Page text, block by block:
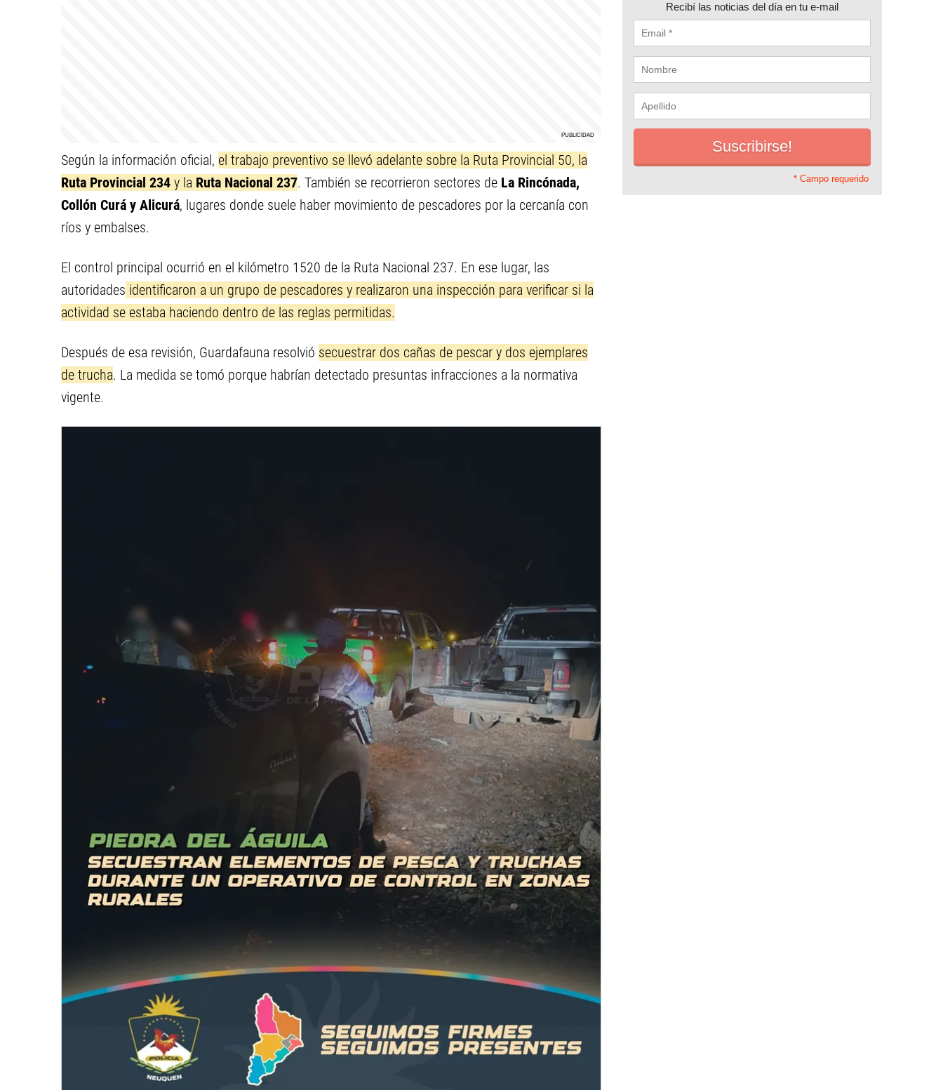
Según la información oficial, el trabajo preventivo se llevó adelante sobre la Ruta Provincial 50, la
Ruta Provincial 234 y la Ruta Nacional 237. También se recorrieron sectores de La Rincónada,
Collón Curá y Alicurá, lugares donde suele haber movimiento de pescadores por la cercanía con
ríos y embalses.
El control principal ocurrió en el kilómetro 1520 de la Ruta Nacional 237. En ese lugar, las
autoridades identificaron a un grupo de pescadores y realizaron una inspección para verificar si la
actividad se estaba haciendo dentro de las reglas permitidas.
Después de esa revisión, Guardafauna resolvió secuestrar dos cañas de pescar y dos ejemplares
de trucha. La medida se tomó porque habrían detectado presuntas infracciones a la normativa
vigente.
Recibí las noticias del día en tu e-mail
* Campo requerido